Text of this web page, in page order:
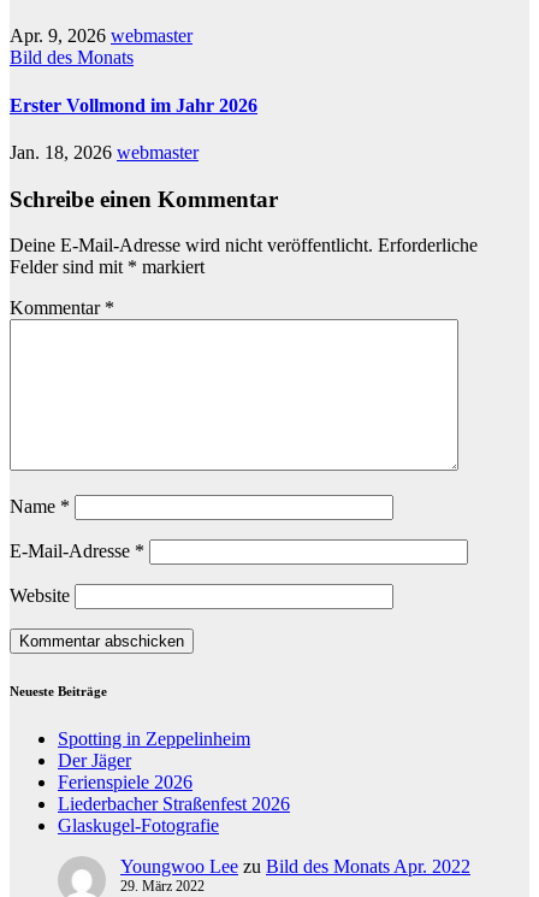
Apr. 9, 2026 webmaster
Bild des Monats
Erster Vollmond im Jahr 2026
Jan. 18, 2026 webmaster
Schreibe einen Kommentar
Deine E-Mail-Adresse wird nicht veröffentlicht. Erforderliche
Felder sind mit * markiert
Kommentar *
Name *
E-Mail-Adresse *
Website
Neueste Beiträge
Spotting in Zeppelinheim
Der Jäger
Ferienspiele 2026
Liederbacher Straßenfest 2026
Glaskugel-Fotografie
Youngwoo Lee zu Bild des Monats Apr. 2022
29. März 2022